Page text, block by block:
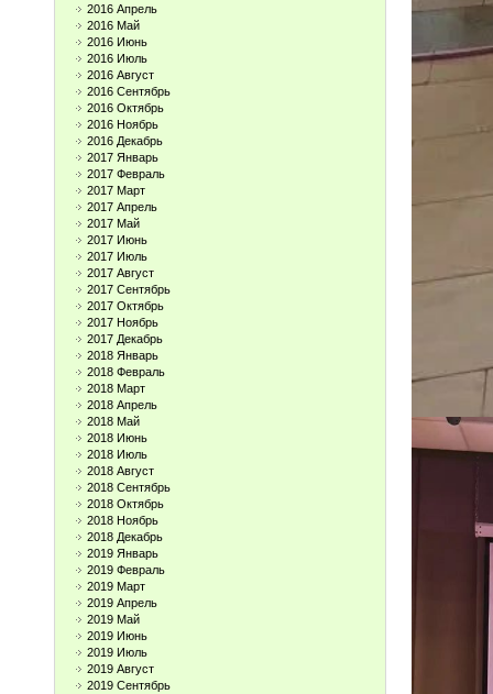
2016 Апрель
2016 Май
2016 Июнь
2016 Июль
2016 Август
2016 Сентябрь
2016 Октябрь
2016 Ноябрь
2016 Декабрь
2017 Январь
2017 Февраль
2017 Март
2017 Апрель
2017 Май
2017 Июнь
2017 Июль
2017 Август
2017 Сентябрь
2017 Октябрь
2017 Ноябрь
2017 Декабрь
2018 Январь
2018 Февраль
2018 Март
2018 Апрель
2018 Май
2018 Июнь
2018 Июль
2018 Август
2018 Сентябрь
2018 Октябрь
2018 Ноябрь
2018 Декабрь
2019 Январь
2019 Февраль
2019 Март
2019 Апрель
2019 Май
2019 Июнь
2019 Июль
2019 Август
2019 Сентябрь